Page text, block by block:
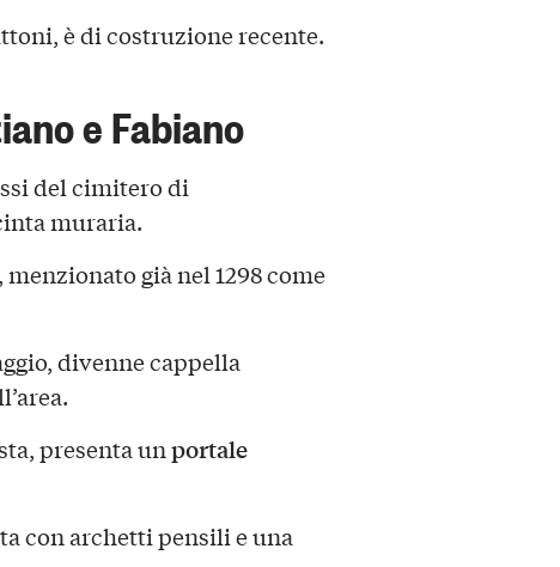
è di costruzione recente.
e Fabiano
del cimitero di
muraria.
già nel 1298 come
divenne cappella
presenta unportale
con archetti pensili e una